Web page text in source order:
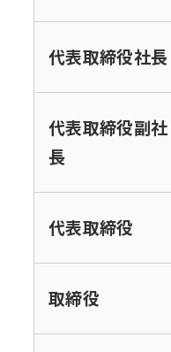
代表取締役社長
代表取締役副社
長
代表取締役
取締役